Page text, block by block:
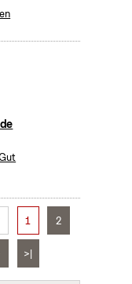
1 2
>|